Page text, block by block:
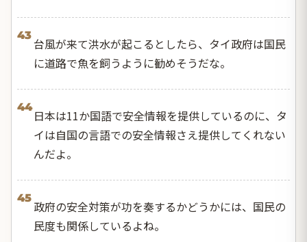
43
台風が来て洪水が起こるとしたら、タイ政府は国民
に道路で魚を飼うように勧めそうだな。
44
日本は11か国語で安全情報を提供しているのに、タ
イは自国の言語での安全情報さえ提供してくれない
んだよ。
45
政府の安全対策が功を奏するかどうかには、国民の
民度も関係しているよね。